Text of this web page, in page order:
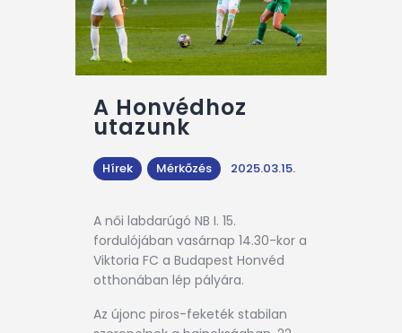
Történet
Kapcsolat
Szponzori kiajánlás
A Honvédhoz
utazunk
Hírek Mérkőzés 2025.03.15.
A női labdarúgó NB I. 15.
fordulójában vasárnap 14.30-kor a
Viktoria FC a Budapest Honvéd
otthonában lép pályára.
Az újonc piros-feketék stabilan